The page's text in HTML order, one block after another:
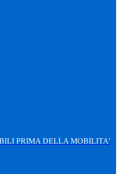
PRIMA DELLA MOBILITA'